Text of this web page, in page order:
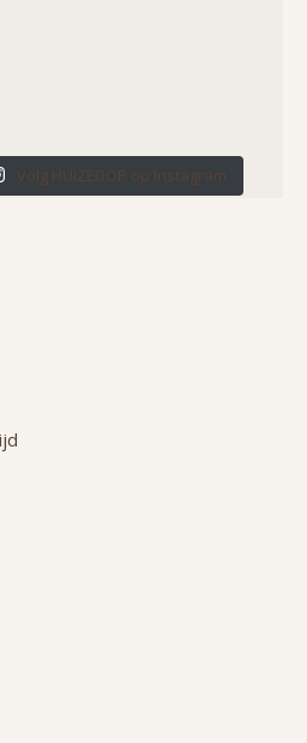
Volg HUIZEDOP op Instagram